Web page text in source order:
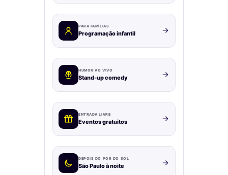
PARA FAMÍLIAS
Programação infantil
HUMOR AO VIVO
Stand-up comedy
ENTRADA LIVRE
Eventos gratuitos
DEPOIS DO PÔR DO SOL
São Paulo à noite